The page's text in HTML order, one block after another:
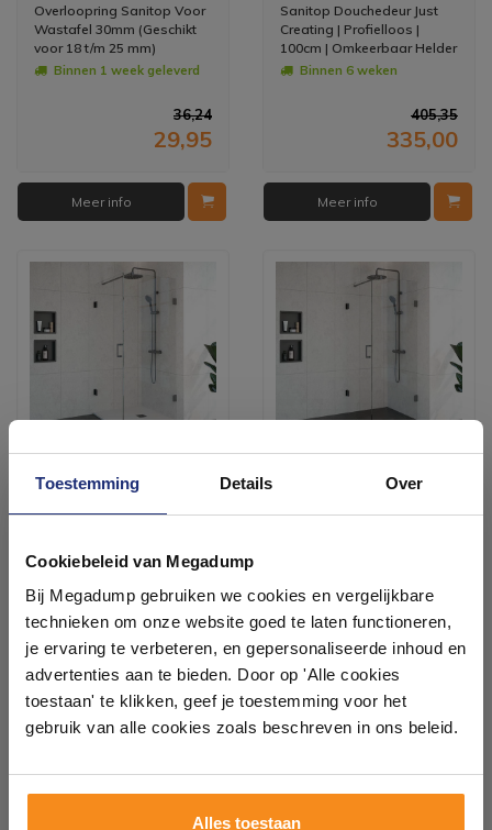
Toestemming Details Over
Cookiebeleid van Megadump
Bij Megadump gebruiken we cookies en vergelijkbare
technieken om onze website goed te laten functioneren,
je ervaring te verbeteren, en gepersonaliseerde inhoud en
advertenties aan te bieden. Door op 'Alle cookies
toestaan' te klikken, geef je toestemming voor het
gebruik van alle cookies zoals beschreven in ons beleid.
Alles toestaan
Overloopring Sanitop Voor
Wastafel 30mm (Geschikt
voor 18 t/m 25 mm)
Binnen 1 week geleverd
36,24
29,95
Meer info
Sanitop Douchedeur Just
Creating | Profielloos |
100cm | Omkeerbaar Helder
Glas | Nisdeur
Binnen 6 weken
405,35
335,00
Meer info
Douchecabine Compleet
1.331,00
1.100,00
Meer info
Douchecabine Compleet
1.263,24
1.044,00
Meer info
badkamers in onze 1000 m²
showroom
Laat je inspireren door 21 volledig ingerichte
badkameropstellingen – van compact tot luxe. Onze
ervaren adviseurs helpen je persoonlijk, en je vindt
tegels & sanitair direct uit voorraad. Gratis parkeren
op eigen terrein.